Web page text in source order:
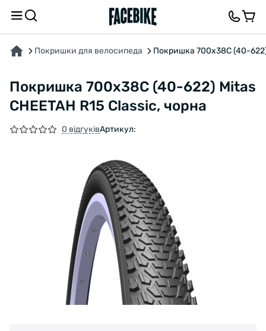
Покришки для велосипеда Покришка 700x38C (40-622)
Покришка 700x38C (40-622) Mitas
CHEETAH R15 Classic, чорна
0 відгуківАртикул:
ПРО ТОВАР ХАРАКТЕРИСТИКИВІДГУКИ ТА ЗАПИТАННЯ